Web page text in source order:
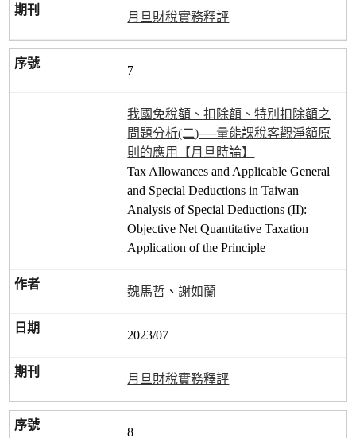
月旦財稅實務釋評
7
我國免稅額、扣除額、特別扣除額之
問題分析(二)──量能課稅客觀淨額原
則的應用【月旦時論】
Tax Allowances and Applicable General
and Special Deductions in Taiwan
Analysis of Special Deductions (II):
Objective Net Quantitative Taxation
Application of the Principle
魏馬哲 、 謝如蘭
2023/07
月旦財稅實務釋評
8